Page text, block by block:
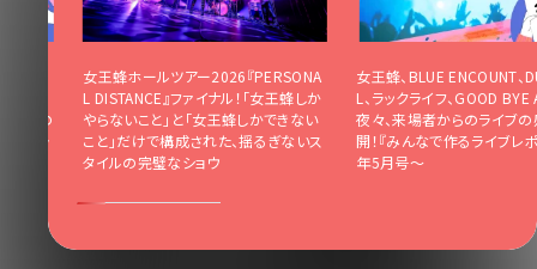
からの
作るラ
女王蜂ホールツアー2026『PERSONA
L DISTANCE』ファイナル！「女王蜂しか
やらないこと」と「女王蜂しかできない
こと」だけで構成された、揺るぎないス
タイルの完璧なショウ
女王蜂、BLUE ENCOUNT、
L、ラックライフ、GOOD BYE
夜々、来場者からのライブ
開！『みんなで作るライブレ
年5月号〜